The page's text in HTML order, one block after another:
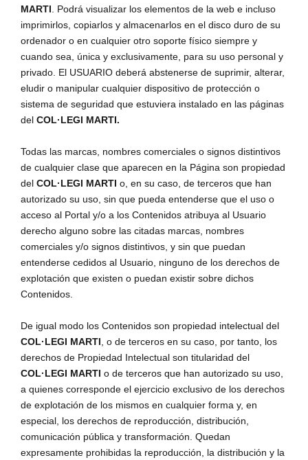
MARTI . Podrá visualizar los elementos de la web e incluso
imprimirlos, copiarlos y almacenarlos en el disco duro de su
ordenador o en cualquier otro soporte físico siempre y
cuando sea, única y exclusivamente, para su uso personal y
privado. El USUARIO deberá abstenerse de suprimir, alterar,
eludir o manipular cualquier dispositivo de protección o
sistema de seguridad que estuviera instalado en las páginas
del COL·LEGI MARTI.
Todas las marcas, nombres comerciales o signos distintivos
de cualquier clase que aparecen en la Página son propiedad
del COL·LEGI MARTI o, en su caso, de terceros que han
autorizado su uso, sin que pueda entenderse que el uso o
acceso al Portal y/o a los Contenidos atribuya al Usuario
derecho alguno sobre las citadas marcas, nombres
comerciales y/o signos distintivos, y sin que puedan
entenderse cedidos al Usuario, ninguno de los derechos de
explotación que existen o puedan existir sobre dichos
Contenidos.
De igual modo los Contenidos son propiedad intelectual del
COL·LEGI MARTI , o de terceros en su caso, por tanto, los
derechos de Propiedad Intelectual son titularidad del
COL·LEGI MARTI o de terceros que han autorizado su uso,
a quienes corresponde el ejercicio exclusivo de los derechos
de explotación de los mismos en cualquier forma y, en
especial, los derechos de reproducción, distribución,
comunicación pública y transformación. Quedan
expresamente prohibidas la reproducción, la distribución y la